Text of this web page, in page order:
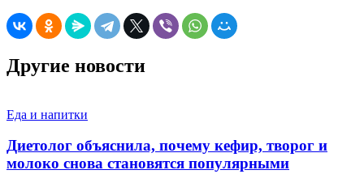
Другие новости
Еда и напитки
Диетолог объяснила, почему кефир, творог и
молоко снова становятся популярными